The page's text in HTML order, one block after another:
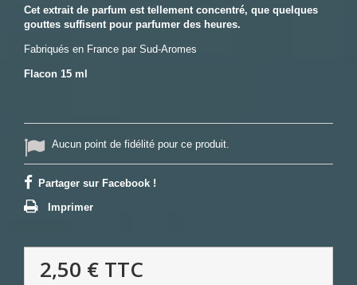
Cet extrait de parfum est tellement concentré, que quelques
gouttes suffisent pour parfumer des heures.
Fabriqués en France par Sud-Aromes
Flacon 15 ml
Aucun point de fidélité pour ce produit.
Partager sur Facebook !
Imprimer
2,50 € TTC